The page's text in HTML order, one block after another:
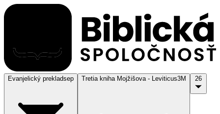
Evanjelický prekladsep Tretia kniha Mojžišova - Leviticus3M